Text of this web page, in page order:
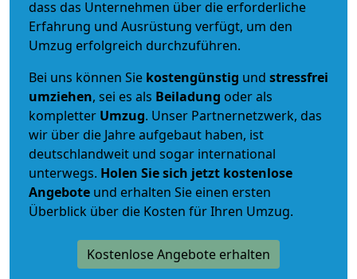
dass das Unternehmen über die erforderliche
Erfahrung und Ausrüstung verfügt, um den
Umzug erfolgreich durchzuführen.
Bei uns können Sie kostengünstig und stressfrei
umziehen, sei es als Beiladung oder als
kompletter Umzug. Unser Partnernetzwerk, das
wir über die Jahre aufgebaut haben, ist
deutschlandweit und sogar international
unterwegs. Holen Sie sich jetzt kostenlose
Angebote und erhalten Sie einen ersten
Überblick über die Kosten für Ihren Umzug.
Kostenlose Angebote erhalten